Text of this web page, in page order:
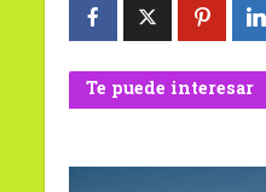
Te puede interesar